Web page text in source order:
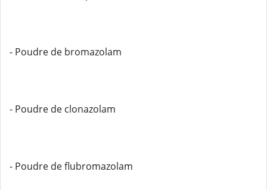
- Poudre de bromazolam
- Poudre de clonazolam
- Poudre de flubromazolam